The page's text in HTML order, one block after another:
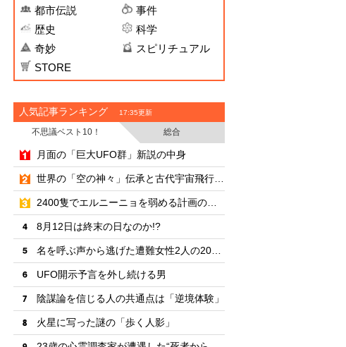
都市伝説
事件
歴史
科学
奇妙
スピリチュアル
STORE
人気記事ランキング 17:35更新
不思議ベスト10！
総合
・
月面の「巨大UFO群」新説の中身
・
・
・
8月12日は終末の日なのか!?
・
・
UFO開示予言を外し続ける男
・
陰謀論を信じる人の共通点は「逆境体験」
・
火星に写った謎の「歩く人影」
・